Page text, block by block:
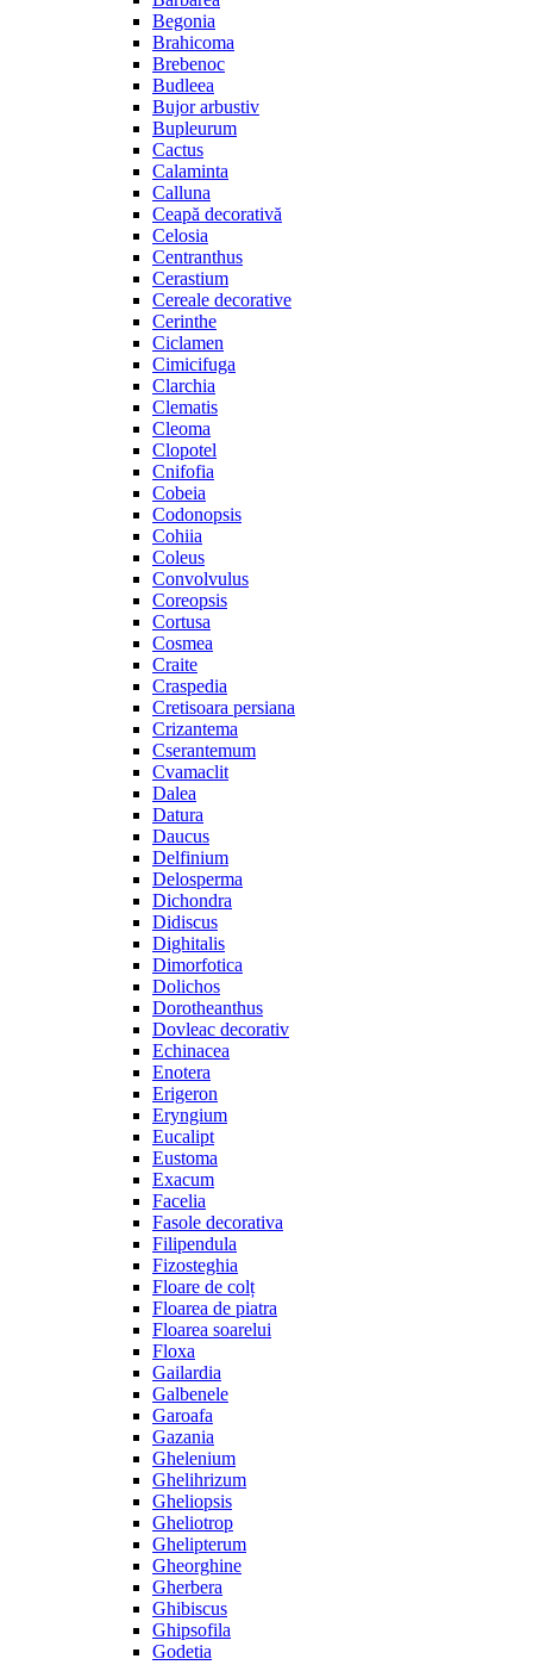
Begonia
Brahicoma
Brebenoc
Budleea
Bujor arbustiv
Bupleurum
Cactus
Calaminta
Calluna
Ceapă decorativă
Celosia
Centranthus
Cerastium
Cereale decorative
Cerinthe
Ciclamen
Cimicifuga
Clarchia
Clematis
Cleoma
Clopotel
Cnifofia
Cobeia
Codonopsis
Cohiia
Coleus
Convolvulus
Coreopsis
Cortusa
Cosmea
Craite
Craspedia
Cretisoara persiana
Crizantema
Cserantemum
Cvamaclit
Dalea
Datura
Daucus
Delfinium
Delosperma
Dichondra
Didiscus
Dighitalis
Dimorfotica
Dolichos
Dorotheanthus
Dovleac decorativ
Echinacea
Enotera
Erigeron
Eryngium
Eucalipt
Eustoma
Exacum
Facelia
Fasole decorativa
Filipendula
Fizosteghia
Floare de colț
Floarea de piatra
Floarea soarelui
Floxa
Gailardia
Galbenele
Garoafa
Gazania
Ghelenium
Ghelihrizum
Gheliopsis
Gheliotrop
Ghelipterum
Gheorghine
Gherbera
Ghibiscus
Ghipsofila
Godetia